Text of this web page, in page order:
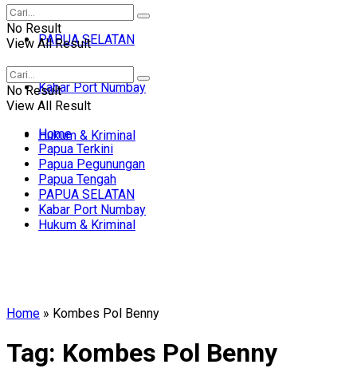
PAPUA SELATAN
Kabar Port Numbay
Hukum & Kriminal
No Result
View All Result
No Result
View All Result
Home
Papua Terkini
Papua Pegunungan
Papua Tengah
PAPUA SELATAN
Kabar Port Numbay
Hukum & Kriminal
Home » Kombes Pol Benny
Tag: Kombes Pol Benny